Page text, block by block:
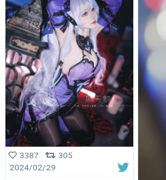
3387
305
2024/02/29